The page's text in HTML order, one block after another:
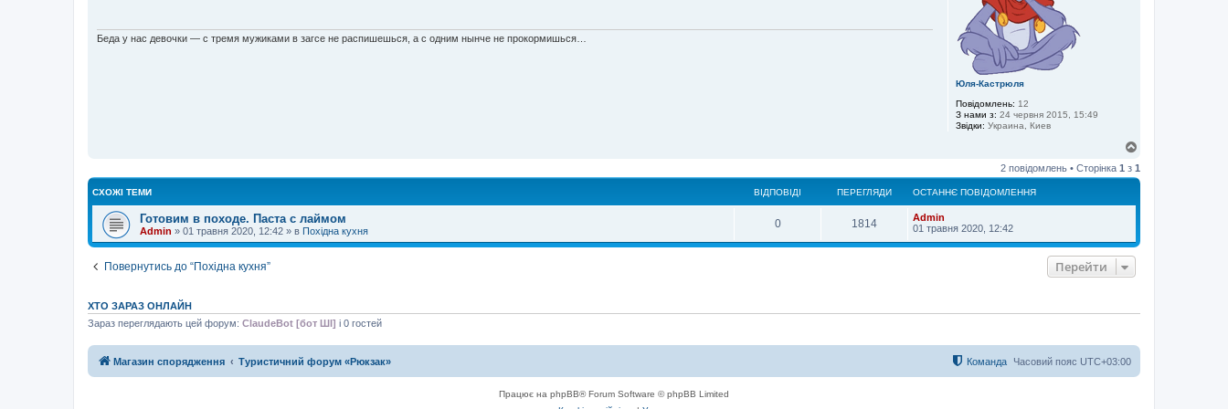
Юля-Кастрюля
Повідомлень: 12
З нами з: 24 червня 2015, 15:49
Звідки: Украина, Киев
л
Беда у нас девочки — с тремя мужиками в загсе не распишешься, а с одним нынче не прокормишься…
г
о
2 повідомлень • Сторінка 1 з 1
СХОЖІ ТЕМИ ВІДПОВІДІ ПЕРЕГЛЯДИ ОСТАННЄ ПОВІДОМЛЕННЯ
Готовим в походе. Паста с лаймом
Admin » 01 травня 2020, 12:42 » в Похідна кухня
0 1814
Admin
01 травня 2020, 12:42
Повернутись до “Похідна кухня” Перейти
ХТО ЗАРАЗ ОНЛАЙН
Зараз переглядають цей форум: ClaudeBot [бот ШІ] і 0 гостей
Магазин спорядження Туристичний форум «Рюкзак» Часовий пояс UTC+03:00
Команда
Працює на phpBB® Forum Software © phpBB Limited